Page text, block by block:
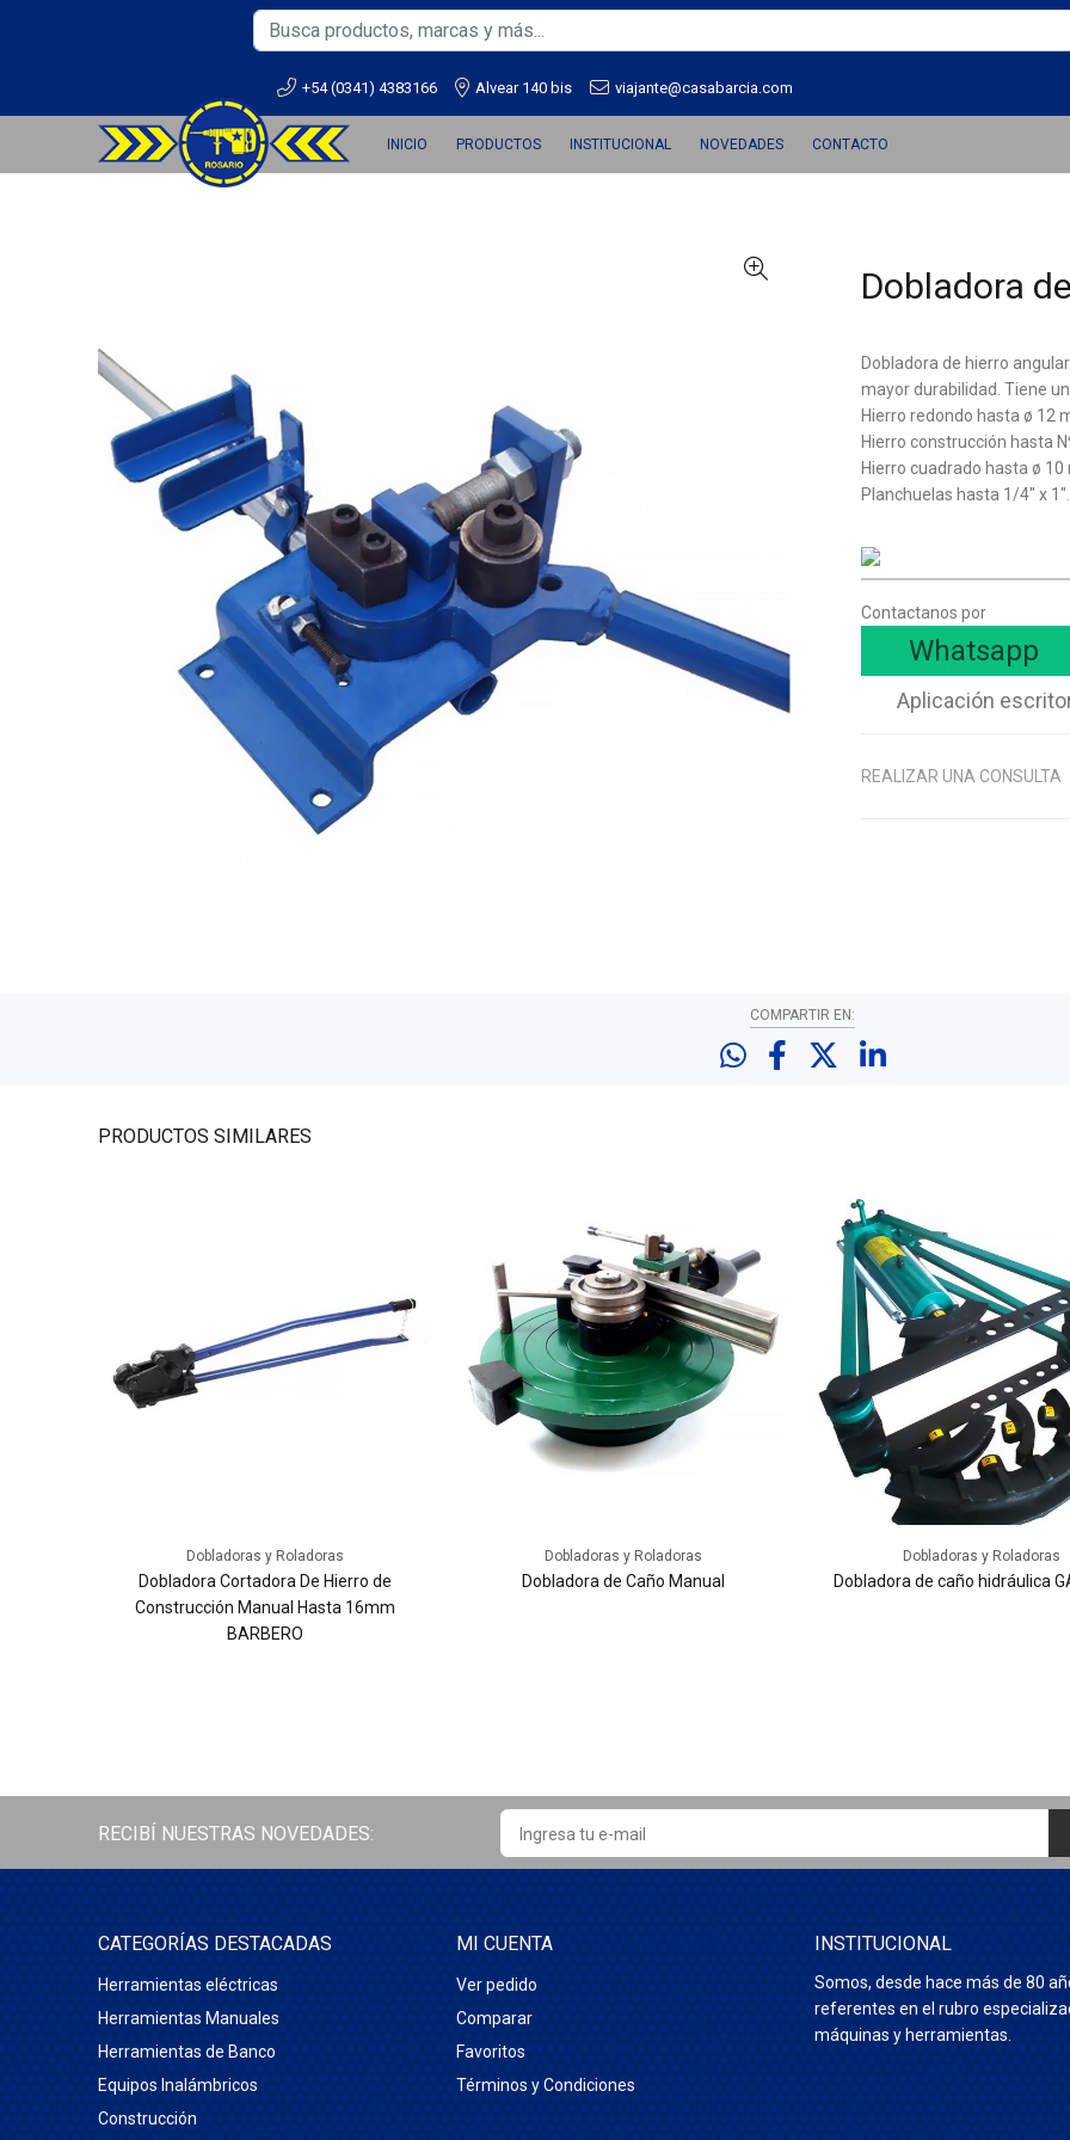
+54 (0341) 4383166 Alvear 140 bis viajante@casabarcia.com
INICIO PRODUCTOS INSTITUCIONAL NOVEDADES CONTACTO
Dobladora
Dobladora de hierro
mayor durabilidad. Tiene
Hierro redondo hasta ø 12
Hierro construcción hasta
Hierro cuadrado hasta ø 10
Planchuelas hasta 1/4" x 1".
Contactanos por
Whatsapp
Aplicación
REALIZAR UNA CONSULTA
COMPARTIR EN:
PRODUCTOS SIMILARES
Dobladoras y Roladoras
Dobladora Cortadora De Hierro de
Construcción Manual Hasta 16mm
BARBERO
Dobladoras y Roladoras
Dobladora de Caño Manual
Dobladoras y Roladoras
Dobladora de caño hidráulica
RECIBÍ NUESTRAS NOVEDADES:
CATEGORÍAS DESTACADAS
Herramientas eléctricas
Herramientas Manuales
Herramientas de Banco
Equipos Inalámbricos
Construcción
MI CUENTA
Ver pedido
Comparar
Favoritos
Términos y Condiciones
INSTITUCIONAL
Somos, desde hace más de 80
referentes en el rubro
máquinas y herramientas.